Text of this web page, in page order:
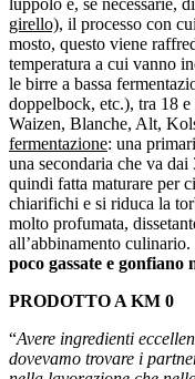
luppolo e, se necessarie,
girello), il processo con
mosto, questo viene
temperatura a cui vanno
le birre a bassa
doppelbock, etc.), tra 18
Waizen, Blanche, Alt,
fermentazione: una
una secondaria che va
quindi fatta maturare per
chiarifichi e si riduca la
molto profumata,
all’abbinamento culinario.
poco gassate e gonfiano
PRODOTTO A KM 0
“Avere ingredienti
dovevamo trovare i